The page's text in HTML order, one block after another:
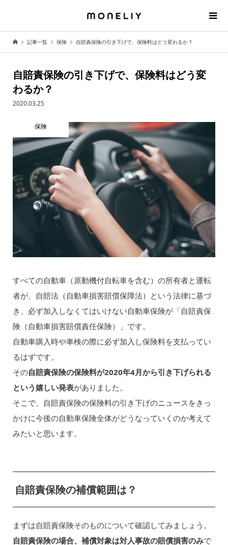
記事一覧 保険 自賠責保険の引き下げで、保険料はどう変わるか？
自賠責保険の引き下げで、保険料はどう変
わるか？
2020.03.25
保険
すべての自動車（原動機付自転車を含む）の所有者と運転
者が、自賠法（自動車損害賠償保障法）という法律に基づ
き、必ず加入しなくてはいけない自動車保険が「自賠責保
険（自動車損害賠償責任保険）」です。
自動車購入時や車検の際に必ず加入し保険料を支払ってい
るはずです。
その自賠責保険の保険料が2020年4月から引き下げられる
という嬉しい発表がありました。
そこで、自賠責保険の保険料の引き下げのニュースをきっ
かけに今後の自動車保険全体がどうなっていくのか考えて
みたいと思います。
自賠責保険の補償範囲は？
まずは自賠責保険そのものについて確認してみましょう。
自賠責保険の場合、補償対象は対人事故の賠償損害のみで